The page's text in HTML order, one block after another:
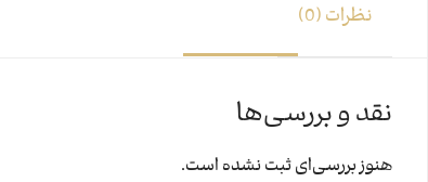
نظرات (0)
نقد و بررسی‌ها
هنوز بررسی‌ای ثبت نشده است.